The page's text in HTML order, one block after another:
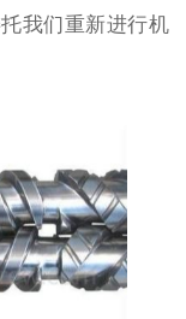
我们重新进行机